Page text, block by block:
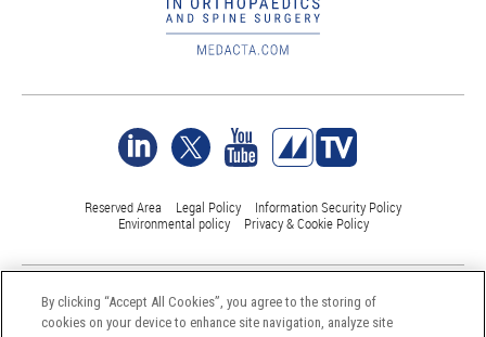
Reserved Area Legal Policy
Information Security Policy
Environmental policy
Privacy & Cookie Policy
©Medacta International 2017-2026. All Rights Reserved.
All trademarks are property of their respective owners and are registered
at least in Switzerland
By clicking “Accept All Cookies”, you agree to the storing of
cookies on your device to enhance site navigation, analyze site